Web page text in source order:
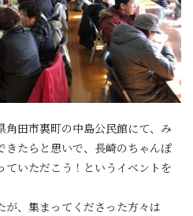
角田市裏町の中島公民館にて、み
きたらと思いで、長崎のちゃんぽ
ていただこう！というイベントを
が、集まってくださった方々は